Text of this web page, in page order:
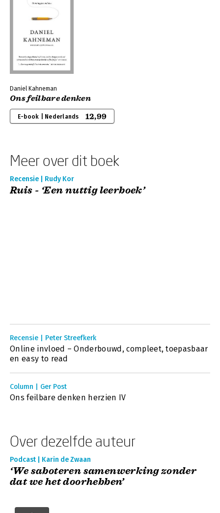
Daniel Kahneman
Ons feilbare denken
E-book | Nederlands 12,99
Meer over dit boek
Recensie | Rudy Kor
Ruis - ‘Een nuttig leerboek’
Recensie | Peter Streefkerk
Online invloed – Onderbouwd, compleet, toepasbaar
en easy to read
Column | Ger Post
Ons feilbare denken herzien IV
Over dezelfde auteur
Podcast | Karin de Zwaan
‘We saboteren samenwerking zonder
dat we het doorhebben’